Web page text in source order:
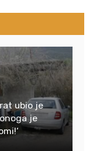
ubio je
je